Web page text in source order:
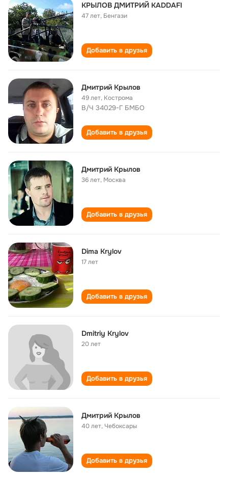
КРЫЛОВ ДМИТРИЙ KADDAFI
47 лет, Бенгази
Добавить в друзья
Дмитрий Крылов
49 лет, Кострома
В/Ч 34029-Г БМБО
Добавить в друзья
Дмитрий Крылов
36 лет, Москва
Добавить в друзья
Dima Krylov
17 лет
Добавить в друзья
Dmitriy Krylov
20 лет
Добавить в друзья
Дмитрий Крылов
40 лет,Чебоксары
Добавить в друзья